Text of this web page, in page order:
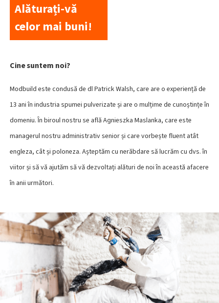
Alăturați-vă
celor mai buni!
Cine suntem noi?
Modbuild este condusă de dl Patrick Walsh, care are o experiență de
13 ani în industria spumei pulverizate și are o mulțime de cunoștințe în
domeniu. În biroul nostru se află Agnieszka Maslanka, care este
managerul nostru administrativ senior și care vorbește fluent atât
engleza, cât și poloneza. Așteptăm cu nerăbdare să lucrăm cu dvs. în
viitor și să vă ajutăm să vă dezvoltați alături de noi în această afacere
în anii următori.